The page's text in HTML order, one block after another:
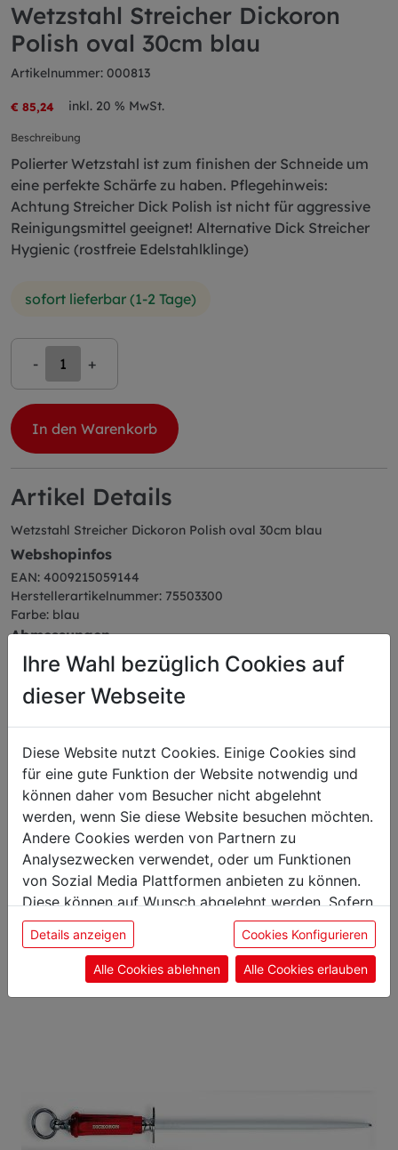
Wetzstahl Streicher Dickoron
Polish oval 30cm blau
Artikelnummer: 000813
€ 85,24 inkl. 20 % MwSt.
Beschreibung
Polierter Wetzstahl ist zum finishen der Schneide um
eine perfekte Schärfe zu haben. Pflegehinweis:
Achtung Streicher Dick Polish ist nicht für aggressive
Reinigungsmittel geeignet! Alternative Dick Streicher
Hygienic (rostfreie Edelstahlklinge)
sofort lieferbar (1-2 Tage)
- +
In den Warenkorb
Artikel Details
Wetzstahl Streicher Dickoron Polish oval 30cm blau
Webshopinfos
EAN: 4009215059144
Herstellerartikelnummer: 75503300
Farbe: blau
Abmessungen
Länge: 47,22 cm
Breite: 5,10 cm
Höhe: 3,38 cm
Klingenlänge: 30 cm
Das könnte Sie auch
interessieren
Ihre Wahl bezüglich Cookies auf
dieser Webseite
Diese Website nutzt Cookies. Einige Cookies sind
für eine gute Funktion der Website notwendig und
können daher vom Besucher nicht abgelehnt
werden, wenn Sie diese Website besuchen möchten.
Andere Cookies werden von Partnern zu
Analysezwecken verwendet, oder um Funktionen
von Sozial Media Plattformen anbieten zu können.
Diese können auf Wunsch abgelehnt werden. Sofern
sie unsere Webseite weiter nutzen, geben Sie
Einwilligung zu unseren Cookies.
Details anzeigen Cookies Konfigurieren
Alle Cookies ablehnen Alle Cookies erlauben